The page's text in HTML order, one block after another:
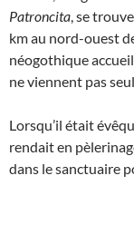
Patroncita, se
km au nord-ouest
néogothique
ne viennent pas
Lorsqu’il était
rendait en
dans le sanctuaire